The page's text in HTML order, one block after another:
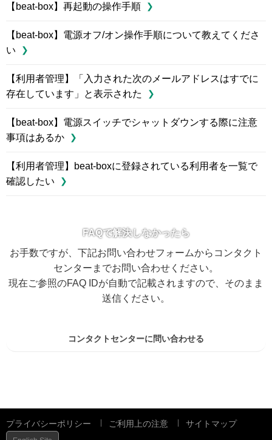
【beat-box】再起動の操作手順
【beat-box】電源オフ/オン操作手順について教えてくださ
い
【利用者管理】「入力された次のメールアドレスはすでに
存在しています」と表示された
【beat-box】電源スイッチでシャットダウンする際に注意
事項はあるか
【利用者管理】beat-boxに登録されている利用者を一覧で
確認したい
FAQで解決しなかったら
お手数ですが、下記お問い合わせフォームからコンタクト
センターまでお問い合わせください。
現在ご参照のFAQ IDが自動で記載されますので、そのまま
送信ください。
コンタクトセンターに問い合わせる
プライバシーポリシー ご利用上の注意 サイトマップ